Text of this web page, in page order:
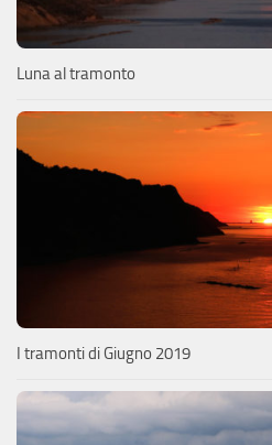
Luna al tramonto
I tramonti di Giugno 2019